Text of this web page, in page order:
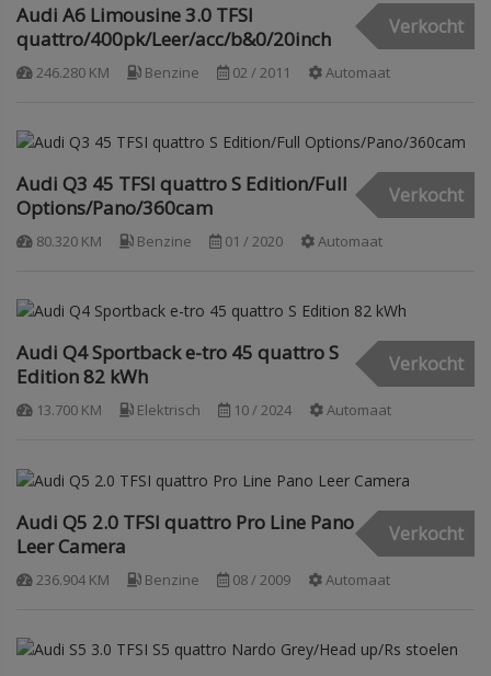
Audi A6 Limousine 3.0 TFSI
quattro/400pk/Leer/acc/b&0/20inch
Verkocht
246.280 KM Benzine 02 / 2011 Automaat
Audi Q3 45 TFSI quattro S Edition/Full
Options/Pano/360cam
Verkocht
80.320 KM Benzine 01 / 2020 Automaat
Audi Q4 Sportback e-tro 45 quattro S
Edition 82 kWh
Verkocht
13.700 KM Elektrisch 10 / 2024 Automaat
Audi Q5 2.0 TFSI quattro Pro Line Pano
Leer Camera
Verkocht
236.904 KM Benzine 08 / 2009 Automaat